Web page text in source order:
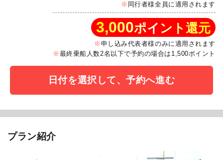
同行者様全員に適用されます
3,000ポイント還元
申し込み代表者様のみに適用されます
最終乗船人数2名以下で予約の場合は1,500ポイント
日付を選択して、予約へ進む
プラン紹介